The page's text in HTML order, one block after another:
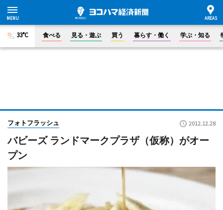
33°C 食べる 見る・遊ぶ 買う 暮らす・働く 学ぶ・知る
フォトフラッシュ 2012.12.28
バビーズ ランドマークプラザ（仮称）がオー
プン